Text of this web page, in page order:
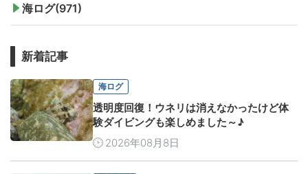
海ログ(971)
新着記事
海ログ
透明度回復！ウネリは消えなかったけど体
験ダイビングも楽しめました～♪
2026年08月8日